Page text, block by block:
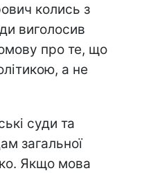
колись з
виголосив
про те, що
а не
суди та
загальної
Якщо мова